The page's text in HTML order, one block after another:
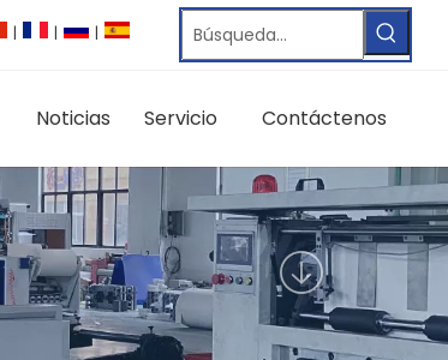
| | |
Noticias Servicio Contáctenos